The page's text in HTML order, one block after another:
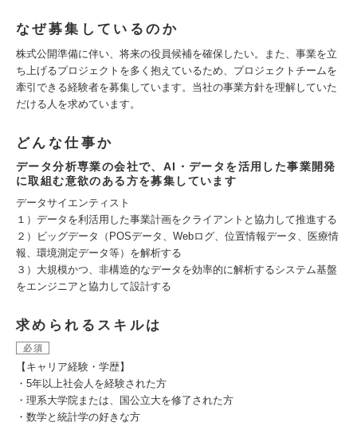
なぜ募集しているのか
株式公開準備に伴い、将来の役員候補を確保したい。また、事業を立
ち上げるプロジェクトを多く抱えているため、プロジェクトチームを
牽引できる経験者を募集しています。当社の事業方針を理解していた
だける人を求めています。
どんな仕事か
データ分析専業の会社で、AI・データを活用した事業開発
に取組む意欲のある方を募集しています
データサイエンティスト
１）データを利活用した事業計画をクライアントと協力して推進する
２）ビッグデータ（POSデータ、Webログ、位置情報データ、医療情
報、環境測定データ等）を解析する
３）大規模かつ、非構造的なデータを効率的に解析するシステム基盤
をエンジニアと協力して設計する
求められるスキルは
必須
【キャリア経験・学歴】
・5年以上社会人を経験された方
・理系大学院または、国公立大を修了された方
・数学と統計学の好きな方